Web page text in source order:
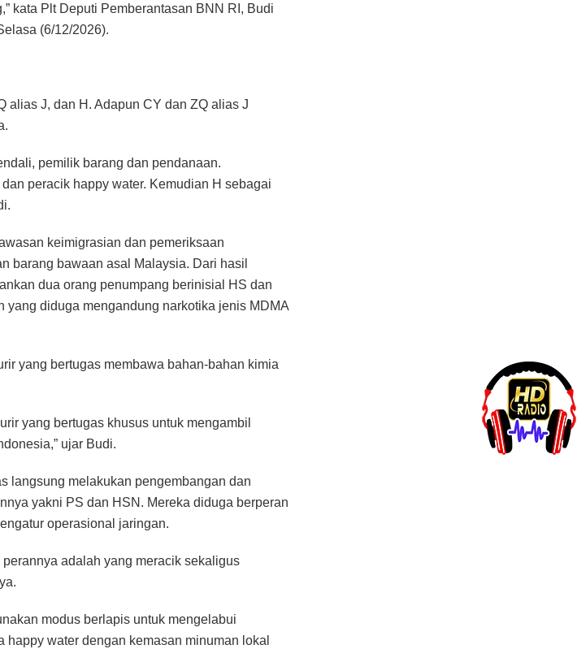
kata Plt Deputi Pemberantasan BNN RI, Budi
(6/12/2026).
alias J, dan H. Adapun CY dan ZQ alias J
pemilik barang dan pendanaan.
peracik happy water. Kemudian H sebagai
keimigrasian dan pemeriksaan
barang bawaan asal Malaysia. Dari hasil
dua orang penumpang berinisial HS dan
yang diduga mengandung narkotika jenis MDMA
yang bertugas membawa bahan-bahan kimia
yang bertugas khusus untuk mengambil
ujar Budi.
langsung melakukan pengembangan dan
yakni PS dan HSN. Mereka diduga berperan
operasional jaringan.
adalah yang meracik sekaligus
modus berlapis untuk mengelabui
happy water dengan kemasan minuman lokal